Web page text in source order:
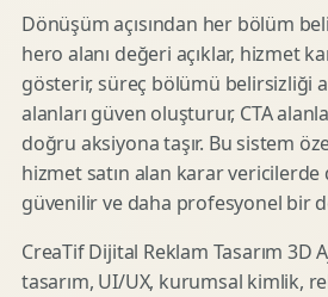
Dönüşüm açısından her bölüm
hero alanı değeri açıklar, hizmet
gösterir, süreç bölümü belirsizliği
alanları güven oluşturur, CTA
doğru aksiyona taşır. Bu sistem
hizmet satın alan karar
güvenilir ve daha profesyonel bir
CreaTif Dijital Reklam Tasarım 3D
tasarım, UI/UX, kurumsal kimlik,